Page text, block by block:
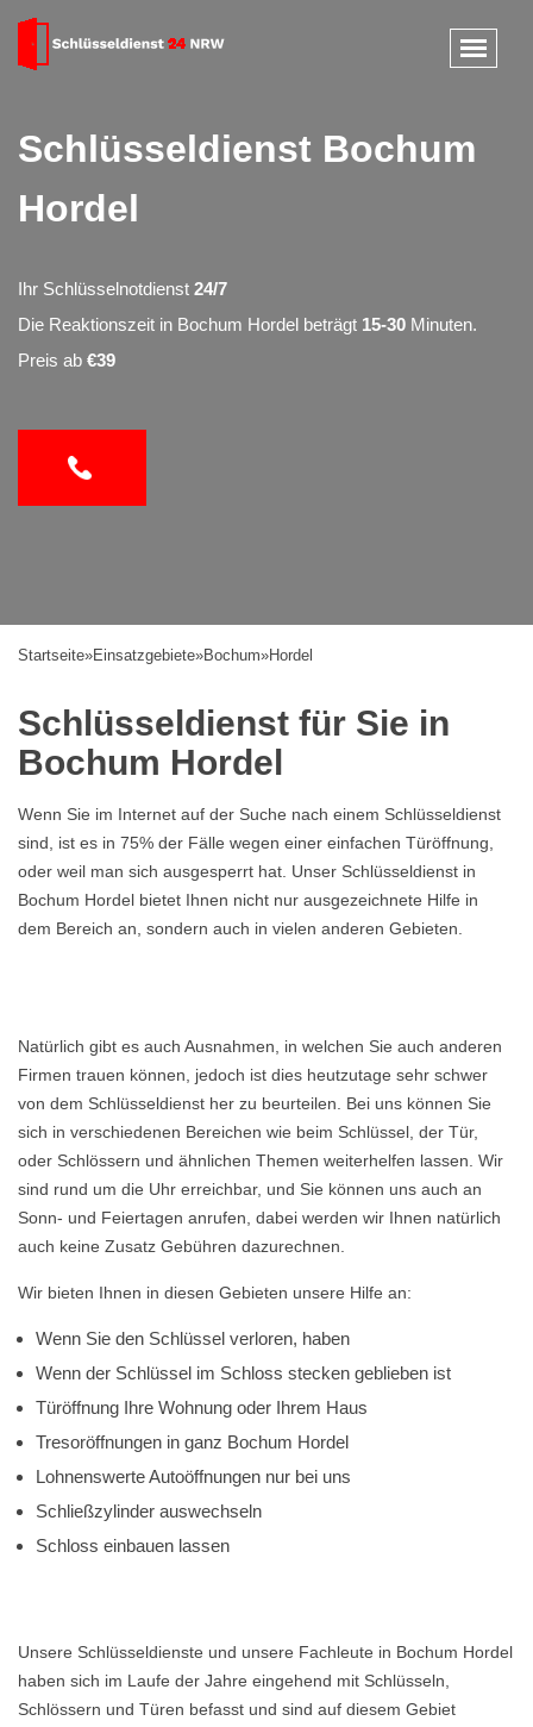
Schlüsseldienst Bochum
Hordel
Ihr Schlüsselnotdienst 24/7
Die Reaktionszeit in Bochum Hordel beträgt 15-30 Minuten.
Preis ab €39
Startseite»Einsatzgebiete»Bochum»Hordel
Schlüsseldienst für Sie in
Bochum Hordel
Wenn Sie im Internet auf der Suche nach einem Schlüsseldienst
sind, ist es in 75% der Fälle wegen einer einfachen Türöffnung,
oder weil man sich ausgesperrt hat. Unser Schlüsseldienst in
Bochum Hordel bietet Ihnen nicht nur ausgezeichnete Hilfe in
dem Bereich an, sondern auch in vielen anderen Gebieten.
Natürlich gibt es auch Ausnahmen, in welchen Sie auch anderen
Firmen trauen können, jedoch ist dies heutzutage sehr schwer
von dem Schlüsseldienst her zu beurteilen. Bei uns können Sie
sich in verschiedenen Bereichen wie beim Schlüssel, der Tür,
oder Schlössern und ähnlichen Themen weiterhelfen lassen. Wir
sind rund um die Uhr erreichbar, und Sie können uns auch an
Sonn- und Feiertagen anrufen, dabei werden wir Ihnen natürlich
auch keine Zusatz Gebühren dazurechnen.
Wir bieten Ihnen in diesen Gebieten unsere Hilfe an:
Wenn Sie den Schlüssel verloren, haben
Wenn der Schlüssel im Schloss stecken geblieben ist
Türöffnung Ihre Wohnung oder Ihrem Haus
Tresoröffnungen in ganz Bochum Hordel
Lohnenswerte Autoöffnungen nur bei uns
Schließzylinder auswechseln
Schloss einbauen lassen
Unsere Schlüsseldienste und unsere Fachleute in Bochum Hordel
haben sich im Laufe der Jahre eingehend mit Schlüsseln,
Schlössern und Türen befasst und sind auf diesem Gebiet